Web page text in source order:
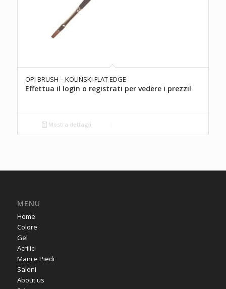
OPI BRUSH – KOLINSKI FLAT EDGE
Effettua il login o registrati per vedere i prezzi!
Mostra dettagli
MENU
Home
Colore
Gel
Acrilici
Mani e Piedi
Saloni
About us